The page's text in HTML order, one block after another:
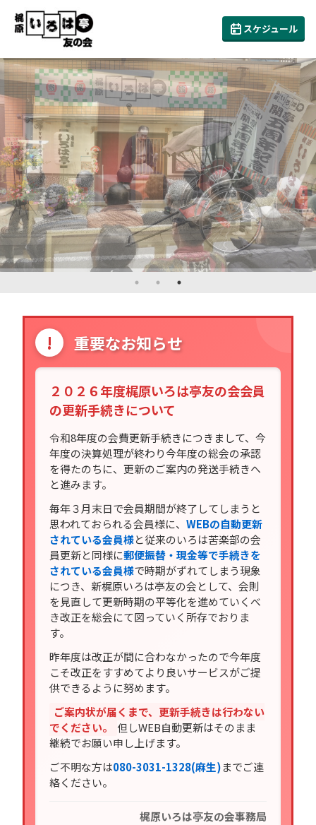
スケジュール
! 重要なお知らせ
２０２６年度梶原いろは亭友の会会員
の更新手続きについて
令和8年度の会費更新手続きにつきまして、今
年度の決算処理が終わり今年度の総会の承認
を得たのちに、更新のご案内の発送手続きへ
と進みます。
毎年３月末日で会員期間が終了してしまうと
思われておられる会員様に、WEBの自動更新
されている会員様と従来のいろは苦楽部の会
員更新と同様に郵便振替・現金等で手続きを
されている会員様で時期がずれてしまう現象
につき、新梶原いろは亭友の会として、会則
を見直して更新時期の平等化を進めていくべ
き改正を総会にて図っていく所存でおりま
す。
昨年度は改正が間に合わなかったので今年度
こそ改正をすすめてより良いサービスがご提
供できるように努めます。
ご案内状が届くまで、更新手続きは行わない
でください。
但しWEB自動更新はそのまま
継続でお願い申し上げます。
ご不明な方は080-3031-1328(麻生)までご連
絡ください。
梶原いろは亭友の会事務局